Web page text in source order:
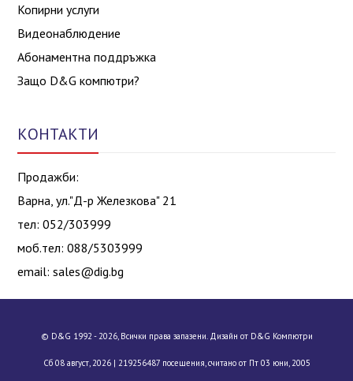
Копирни услуги
Видеонаблюдение
Абонаментна поддръжка
Защо D&G компютри?
КОНТАКТИ
Продажби:
Варна, ул."Д-р Железкова" 21
тел: 052/303999
моб.тел: 088/5303999
email:sales@dig.bg
© D&G 1992 - 2026, Всички права запазени. Дизайн от D&G Компютри
Сб 08 август, 2026 | 219256487 посещения, считано от Пт 03 юни, 2005